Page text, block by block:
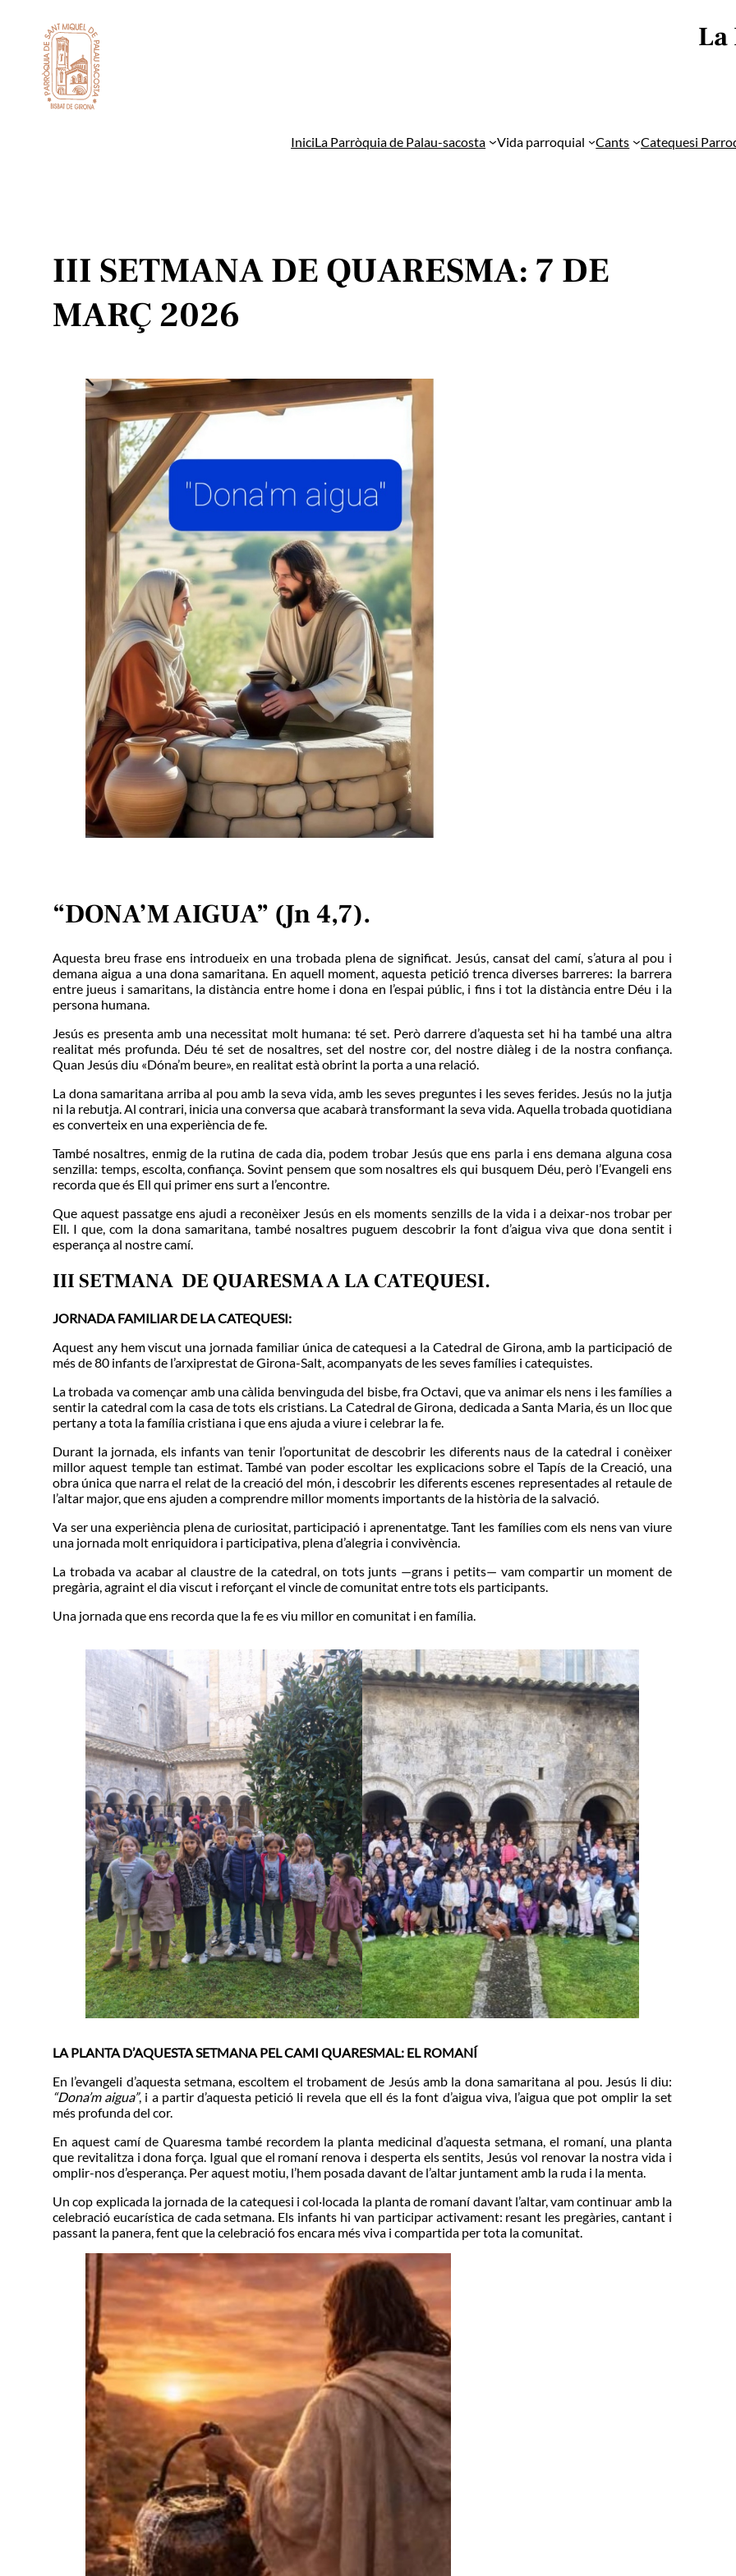
contingut
La
IniciLa Parròquia de Palau-sacosta Vida parroquial Cants Catequesi
III SETMANA DE QUARESMA: 7 DE
MARÇ 2026
“DONA’M AIGUA” (Jn 4,7).
Aquesta breu frase ens introdueix en una trobada plena de significat. Jesús, cansat del camí, s’atura al pou i
demana aigua a una dona samaritana. En aquell moment, aquesta petició trenca diverses barreres: la barrera
entre jueus i samaritans, la distància entre home i dona en l’espai públic, i fins i tot la distància entre Déu i la
persona humana.
Jesús es presenta amb una necessitat molt humana: té set. Però darrere d’aquesta set hi ha també una altra
realitat més profunda. Déu té set de nosaltres, set del nostre cor, del nostre diàleg i de la nostra confiança.
Quan Jesús diu «Dóna’m beure», en realitat està obrint la porta a una relació.
La dona samaritana arriba al pou amb la seva vida, amb les seves preguntes i les seves ferides. Jesús no la jutja
ni la rebutja. Al contrari, inicia una conversa que acabarà transformant la seva vida. Aquella trobada quotidiana
es converteix en una experiència de fe.
També nosaltres, enmig de la rutina de cada dia, podem trobar Jesúsque ens parla i ens demana alguna cosa
senzilla: temps, escolta, confiança. Sovint pensem que som nosaltres els qui busquem Déu, però l’Evangeli ens
recorda que és Ell qui primer ens surt a l’encontre.
Que aquest passatge ens ajudi a reconèixer Jesús en els moments senzills de la vida i a deixar-nos trobar per
Ell. I que, com la dona samaritana, també nosaltres puguem descobrir la font d’aigua viva que dona sentit i
esperança al nostre camí.
III SETMANA DE QUARESMA A LA CATEQUESI.
JORNADA FAMILIAR DE LA CATEQUESI:
Aquest any hem viscut una jornada familiar única de catequesi a la Catedral de Girona, amb la participació de
més de 80 infants de l’arxiprestat de Girona-Salt, acompanyats de les seves famílies i catequistes.
La trobada va començar amb una càlida benvinguda del bisbe, fra Octavi, que va animar els nens i les famílies a
sentir la catedral com la casa de tots els cristians. La Catedral de Girona, dedicada a Santa Maria, és un lloc que
pertany a tota la família cristiana i que ens ajuda a viure i celebrar la fe.
Durant la jornada, els infants van tenir l’oportunitat de descobrir les diferents naus de la catedral i conèixer
millor aquest temple tan estimat. També van poder escoltar les explicacions sobre el Tapís de la Creació, una
obra única que narra el relat de la creació del món, i descobrir les diferents escenes representades al retaule de
l’altar major, que ens ajuden a comprendre millor moments importants de la història de la salvació.
Va ser una experiència plena de curiositat, participació i aprenentatge. Tant les famílies com els nens van viure
una jornada molt enriquidora i participativa, plena d’alegria i convivència.
La trobada va acabar al claustre de la catedral, on tots junts —grans i petits— vam compartir un moment de
pregària, agraint el dia viscut i reforçant el vincle de comunitat entre tots els participants.
Una jornada que ens recorda que la fe es viu millor en comunitat i en família.
LA PLANTA D’AQUESTA SETMANA PEL CAMI QUARESMAL: EL ROMANÍ
En l’evangeli d’aquesta setmana, escoltem el trobament de Jesús amb la dona samaritana al pou. Jesús li diu:
“Dona’m aigua”, i a partir d’aquesta petició li revela que ell és la font d’aigua viva, l’aigua que pot omplir la set
més profunda del cor.
En aquest camí de Quaresma també recordem la planta medicinal d’aquesta setmana, el romaní, una planta
que revitalitza i dona força. Igual que el romaní renova i desperta els sentits, Jesús vol renovar la nostra vida i
omplir-nos d’esperança. Per aquest motiu, l’hem posada davant de l’altar juntament amb la ruda i la menta.
Un cop explicada la jornada de la catequesi i col·locada la planta de romaní davant l’altar, vam continuar amb la
celebració eucarística de cada setmana. Els infants hi van participar activament: resant les pregàries, cantant i
passant la panera, fent que la celebració fos encara més viva i compartida per tota la comunitat.